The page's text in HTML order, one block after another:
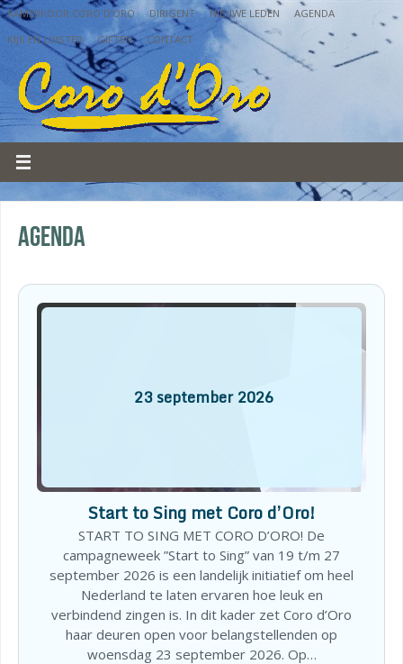
KAMERKOOR CORO D’ORO DIRIGENT NIEUWE LEDEN
AGENDA
KIJK EN LUISTER
GIFTEN CONTACT
Agenda
23 september 2026
Start to Sing met Coro d’Oro!
START TO SING MET CORO D’ORO! De
campagneweek ”Start to Sing” van 19 t/m 27
september 2026 is een landelijk initiatief om heel
Nederland te laten ervaren hoe leuk en
verbindend zingen is. In dit kader zet Coro d’Oro
haar deuren open voor belangstellenden op
woensdag 23 september 2026. Op…